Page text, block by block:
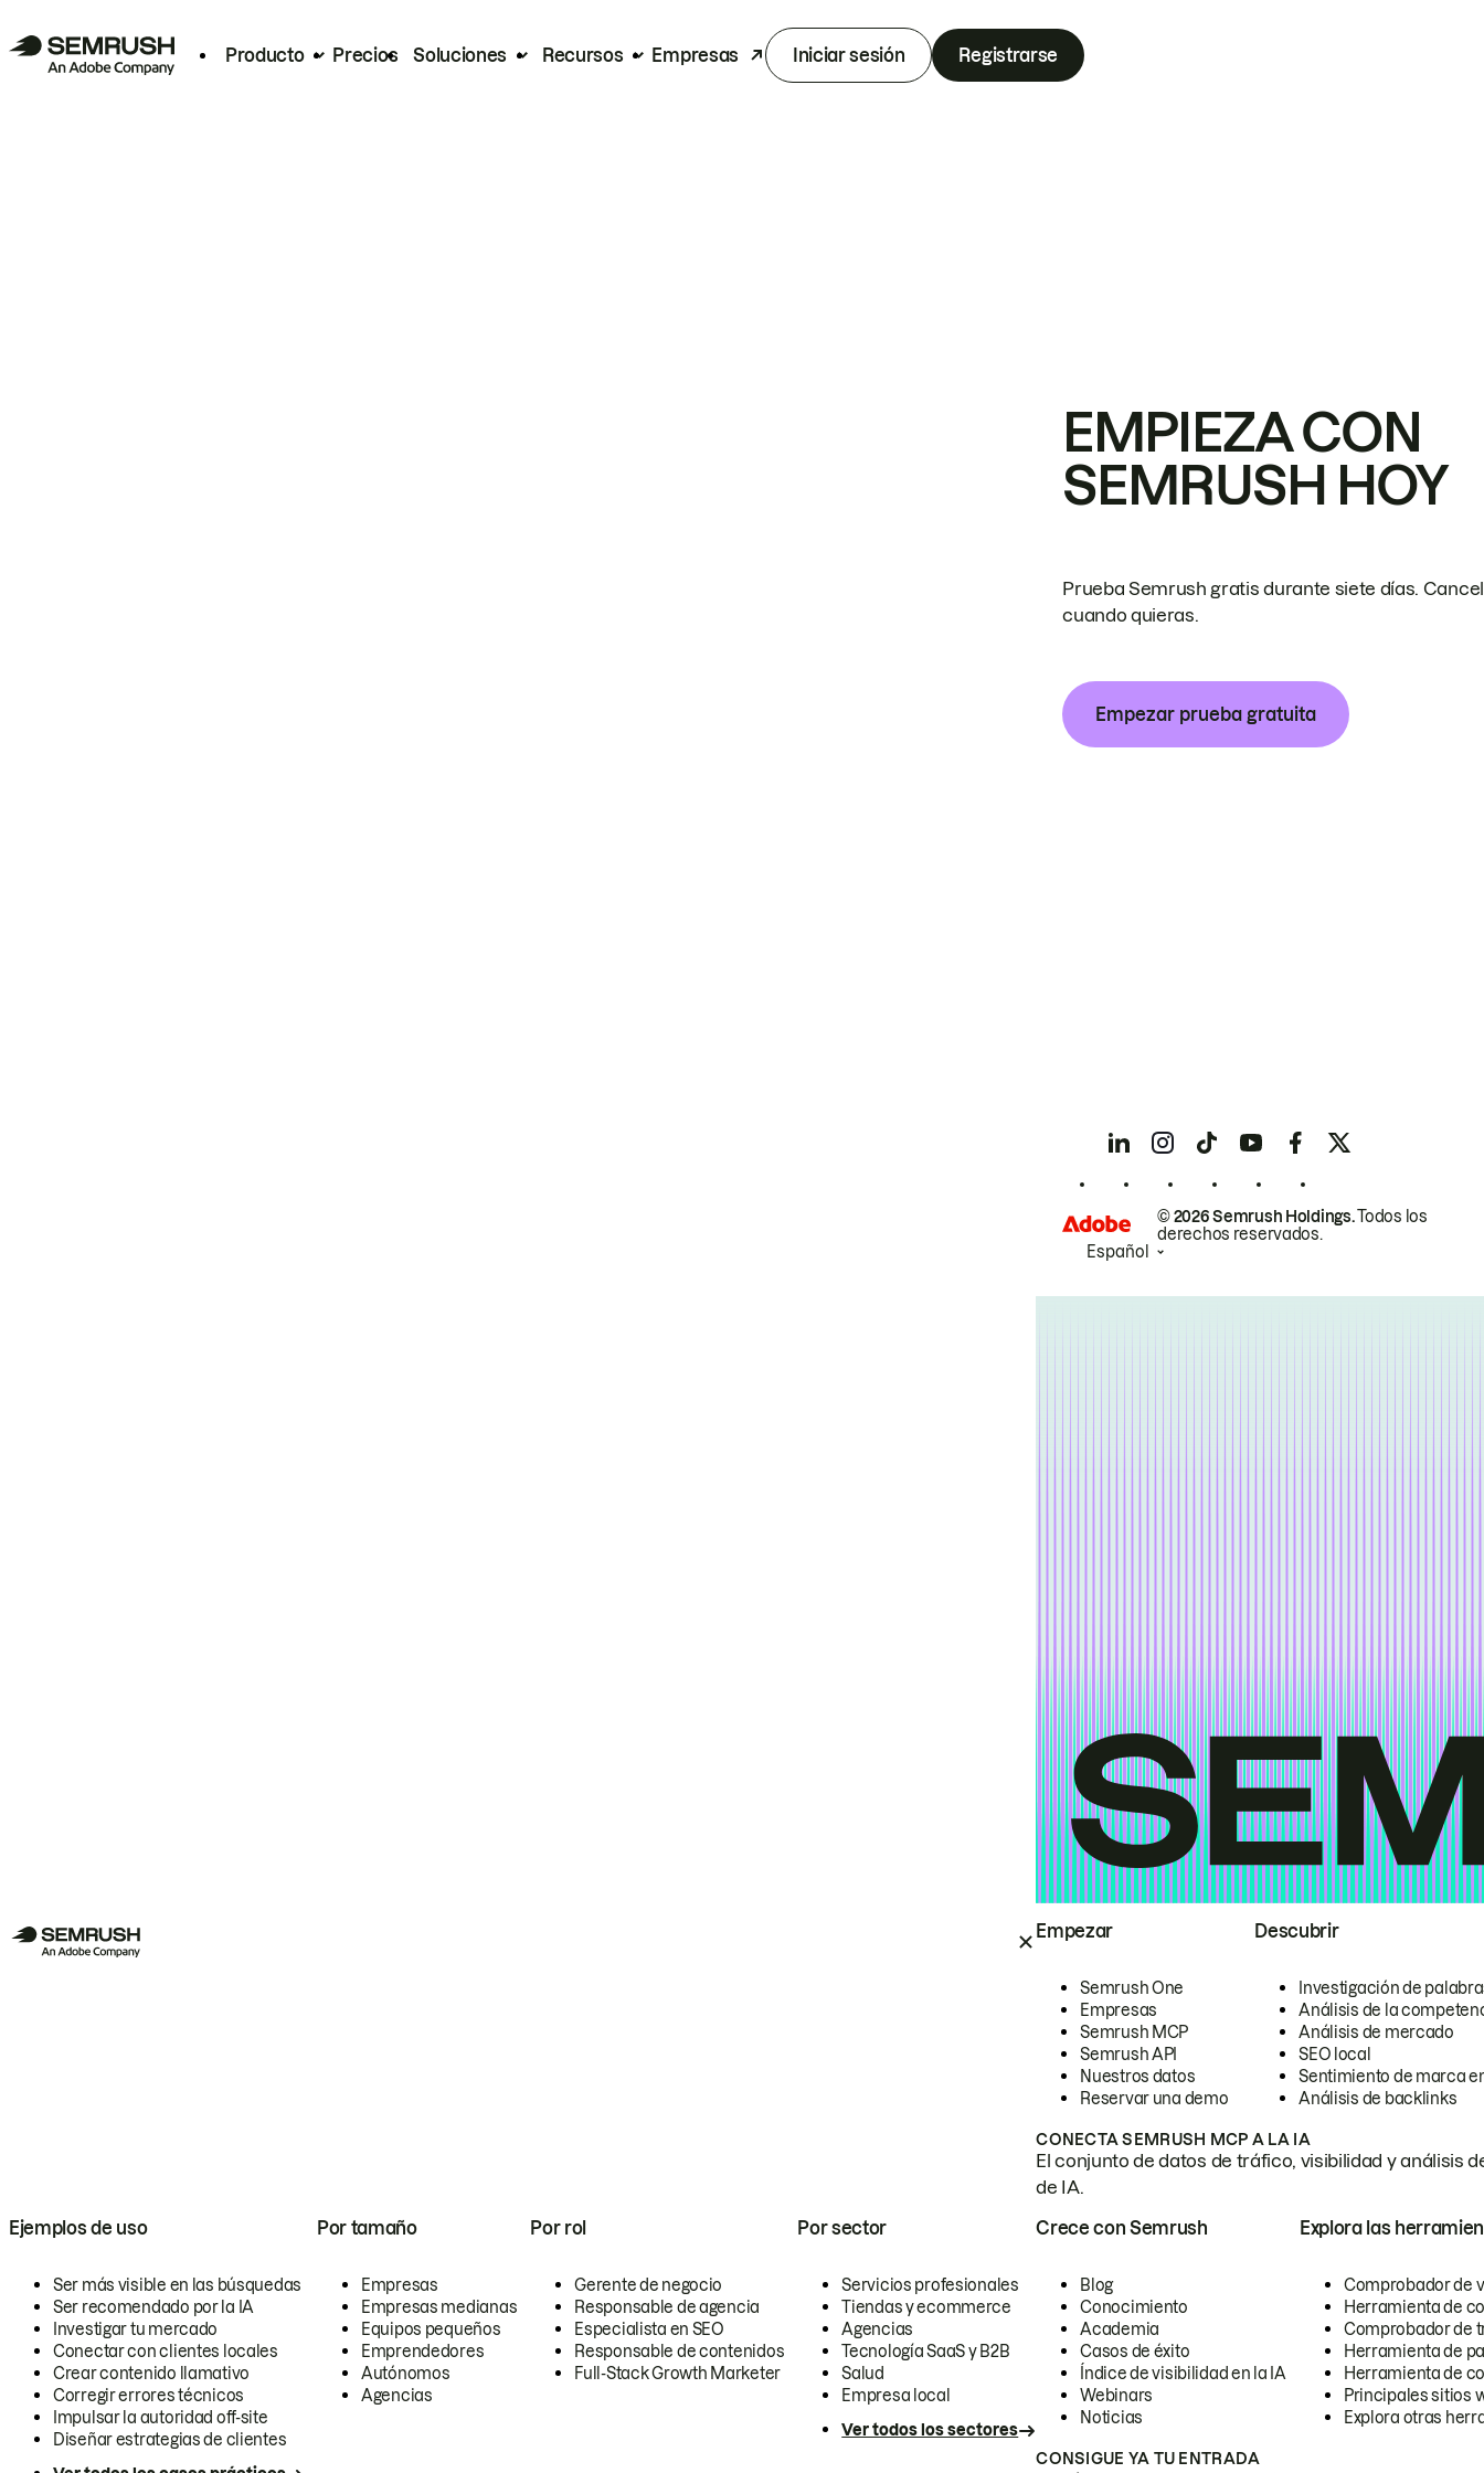
Producto Precios Soluciones Recursos Empresas Iniciar sesión Registrarse
Empezar
Semrush One
Empresas
Semrush MCP
Semrush API
Nuestros datos
Reservar una demo
Descubrir
Investigación de
Análisis de la
Análisis de mercado
SEO local
Sentimiento de marca
Análisis de backlinks
CONECTA SEMRUSH MCP A LA IA
El conjunto de datos de tráfico, visibilidad y análisis
de IA.
Ejemplos de uso
Ser más visible en las búsquedas
Ser recomendado por la IA
Investigar tu mercado
Conectar con clientes locales
Crear contenido llamativo
Corregir errores técnicos
Impulsar la autoridad off-site
Diseñar estrategias de clientes
Por tamaño
Empresas
Empresas medianas
Equipos pequeños
Emprendedores
Autónomos
Agencias
Por rol
Gerente de negocio
Responsable de agencia
Especialista en SEO
Responsable de contenidos
Full-Stack Growth Marketer
Por sector
Servicios profesionales
Tiendas y ecommerce
Agencias
Tecnología SaaS y B2B
Salud
Empresa local
Ver todos los sectores
Crece con Semrush
Blog
Conocimiento
Academia
Casos de éxito
Índice de visibilidad en la IA
Webinars
Noticias
Explora las
Comprobador de
Herramienta de
Comprobador de
Herramienta de
Herramienta de
Principales sitios
Explora otras
CONSIGUE YA TU ENTRADA
EMPIEZA CON
SEMRUSH HOY
Prueba Semrush gratis durante siete días.
cuando quieras.
Empezar prueba gratuita
© 2026 Semrush Holdings.Todos los
derechos reservados.
Español